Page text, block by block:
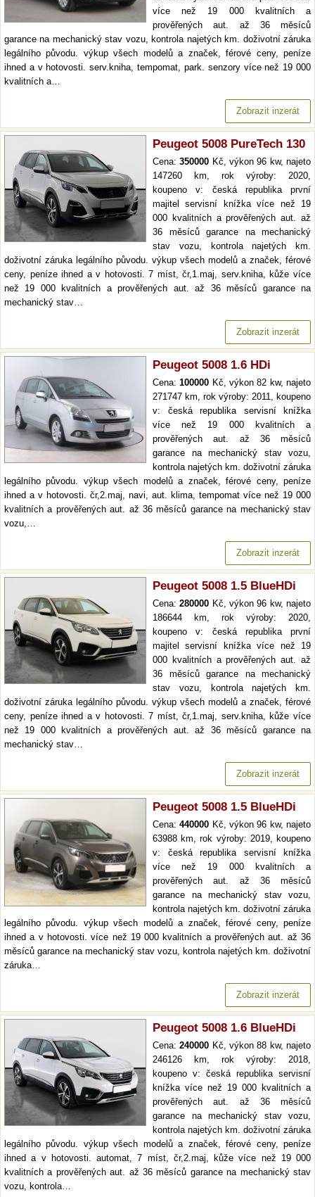
více než 19 000 kvalitních a
prověřených aut. až 36 měsíců
garance na mechanický stav vozu, kontrola najetých km. doživotní záruka
legálního původu. výkup všech modelů a značek, férové ceny, peníze
ihned a v hotovosti. serv.kniha, tempomat, park. senzory více než 19 000
kvalitních a…
Zobrazit inzerát
Peugeot 5008 PureTech 130
Cena:350000 Kč, výkon 96 kw, najeto
147260 km, rok výroby: 2020,
koupeno v: česká republika první
majitel servisní knížka více než 19
000 kvalitních a prověřených aut. až
36 měsíců garance na mechanický
stav vozu, kontrola najetých km.
doživotní záruka legálního původu. výkup všech modelů a značek, férové
ceny, peníze ihned a v hotovosti. 7 míst, čr,1.maj, serv.kniha, kůže více
než 19 000 kvalitních a prověřených aut. až 36 měsíců garance na
mechanický stav…
Zobrazit inzerát
Peugeot 5008 1.6 HDi
Cena:100000 Kč, výkon 82 kw, najeto
271747 km, rok výroby: 2011, koupeno
v: česká republika servisní knížka
více než 19 000 kvalitních a
prověřených aut. až 36 měsíců
garance na mechanický stav vozu,
kontrola najetých km. doživotní záruka
legálního původu. výkup všech modelů a značek, férové ceny, peníze
ihned a v hotovosti. čr,2.maj, navi, aut. klima, tempomat více než 19 000
kvalitních a prověřených aut. až 36 měsíců garance na mechanický stav
vozu,…
Zobrazit inzerát
Peugeot 5008 1.5 BlueHDi
Cena:280000 Kč, výkon 96 kw, najeto
186644 km, rok výroby: 2020,
koupeno v: česká republika první
majitel servisní knížka více než 19
000 kvalitních a prověřených aut. až
36 měsíců garance na mechanický
stav vozu, kontrola najetých km.
doživotní záruka legálního původu. výkup všech modelů a značek, férové
ceny, peníze ihned a v hotovosti. 7 míst, čr,1.maj, serv.kniha, kůže více
než 19 000 kvalitních a prověřených aut. až 36 měsíců garance na
mechanický stav…
Zobrazit inzerát
Peugeot 5008 1.5 BlueHDi
Cena:440000 Kč, výkon 96 kw, najeto
63988 km, rok výroby: 2019, koupeno
v: česká republika servisní knížka
více než 19 000 kvalitních a
prověřených aut. až 36 měsíců
garance na mechanický stav vozu,
kontrola najetých km. doživotní záruka
legálního původu. výkup všech modelů a značek, férové ceny, peníze
ihned a v hotovosti. více než 19 000 kvalitních a prověřených aut. až 36
měsíců garance na mechanický stav vozu, kontrola najetých km. doživotní
záruka…
Zobrazit inzerát
Peugeot 5008 1.6 BlueHDi
Cena:240000 Kč, výkon 88 kw, najeto
246126 km, rok výroby: 2018,
koupeno v: česká republika servisní
knížka více než 19 000 kvalitních a
prověřených aut. až 36 měsíců
garance na mechanický stav vozu,
kontrola najetých km. doživotní záruka
legálního původu. výkup všech modelů a značek, férové ceny, peníze
ihned a v hotovosti. automat, 7 míst, čr,2.maj, kůže více než 19 000
kvalitních a prověřených aut. až 36 měsíců garance na mechanický stav
vozu, kontrola…